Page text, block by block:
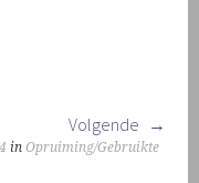
Volgende
inOpruiming/Gebruikte